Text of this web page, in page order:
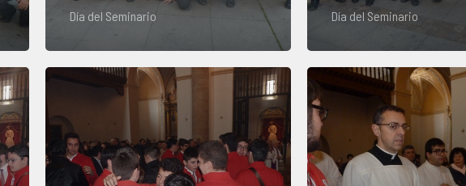
Día del Seminario Día del Seminario